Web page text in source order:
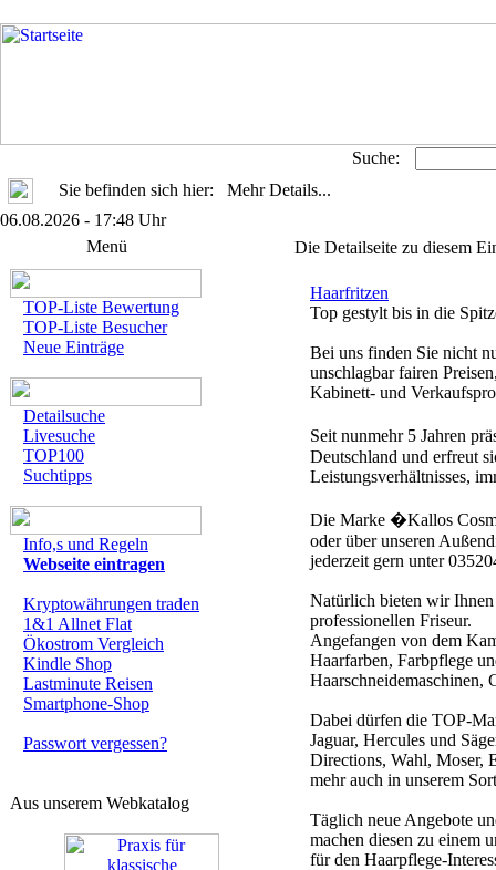
Suche:
Sie befinden sich hier: Mehr Details...
06.08.2026 - 17:48 Uhr
Menü
TOP-Liste Bewertung
TOP-Liste Besucher
Neue Einträge
Detailsuche
Livesuche
TOP100
Suchtipps
Info,s und Regeln
Webseite eintragen
Kryptowährungen traden
1&1 Allnet Flat
Ökostrom Vergleich
Kindle Shop
Lastminute Reisen
Smartphone-Shop
Passwort vergessen?
Aus unserem Webkatalog
Die Detailseite zu diesem
Haarfritzen
Top gestylt bis in die
Bei uns finden Sie nicht
unschlagbar fairen
Kabinett- und
Seit nunmehr 5 Jahren
Deutschland und erfreut
Leistungsverhältnisses,
Die Marke �Kallos
oder über unseren
jederzeit gern unter
Natürlich bieten wir Ihnen
professionellen Friseur.
Angefangen von dem
Haarfarben, Farbpflege
Haarschneidemaschinen,
Dabei dürfen die TOP-
Jaguar, Hercules und
Directions, Wahl, Moser,
mehr auch in unserem
Täglich neue Angebote
machen diesen zu einem
für den Haarpflege-